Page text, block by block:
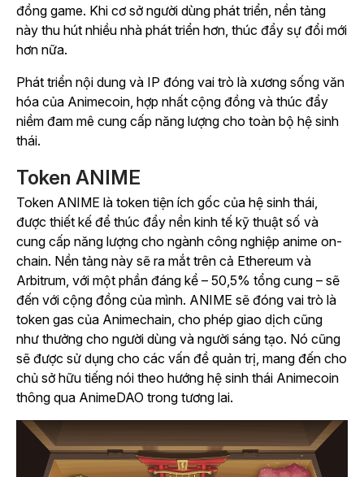
đồng game. Khi cơ sở người dùng phát triển, nền tảng
này thu hút nhiều nhà phát triển hơn, thúc đẩy sự đổi mới
hơn nữa.
Phát triển nội dung và IP đóng vai trò là xương sống văn
hóa của Animecoin, hợp nhất cộng đồng và thúc đẩy
niềm đam mê cung cấp năng lượng cho toàn bộ hệ sinh
thái.
Token ANIME
Token ANIME là token tiện ích gốc của hệ sinh thái,
được thiết kế để thúc đẩy nền kinh tế kỹ thuật số và
cung cấp năng lượng cho ngành công nghiệp anime on-
chain. Nền tảng này sẽ ra mắt trên cả Ethereum và
Arbitrum, với một phần đáng kể – 50,5% tổng cung – sẽ
đến với cộng đồng của mình. ANIME sẽ đóng vai trò là
token gas của Animechain, cho phép giao dịch cũng
như thưởng cho người dùng và người sáng tạo. Nó cũng
sẽ được sử dụng cho các vấn đề quản trị, mang đến cho
chủ sở hữu tiếng nói theo hướng hệ sinh thái Animecoin
thông qua AnimeDAO trong tương lai.